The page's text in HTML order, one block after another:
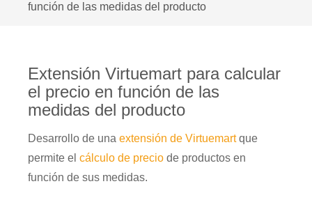
función de las medidas del producto
Extensión Virtuemart para calcular
el precio en función de las
medidas del producto
Desarrollo de una extensión de Virtuemartque
permite el cálculo de precio de productos en
función de sus medidas.